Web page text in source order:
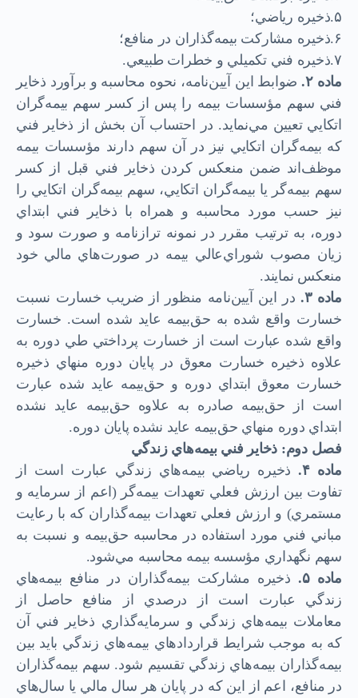
۵.ذخيره رياضي؛
۶.ذخيره مشاركت ‌بيمه‌گذاران در منافع؛
۷.ذخيره فني تكميلي و خطرات طبيعي.
ماده۲. ضوابط اين آيين‌نامه، نحوه محاسبه و برآورد ذخاير
فني سهم مؤسسات بيمه را پس از كسر سهم بيمه‌گران
اتكايي تعيين مي‌نمايد. در احتساب آن بخش از ذخاير فني
كه بيمه‌گران اتكايي نيز در آن سهم دارند مؤسسات بيمه
موظف‌اند ضمن منعكس كردن ذخاير فني قبل از كسر
سهم بيمه‌گر يا بيمه‌گران اتكايي،‌ سهم بيمه‌گران اتكايي را
نيز حسب مورد محاسبه و همراه با ذخاير فني ابتداي
دوره، به ترتيب مقرر در نمونه ترازنامه و صورت سود و
زيان مصوب شوراي‌عالي بيمه در صورت‌هاي مالي خود
منعكس نمايند.
ماده۳. در اين آيين‌نامه منظور از ضريب خسارت نسبت
خسارت واقع شده به حق‌بيمه عايد شده است. خسارت
واقع شده عبارت است از خسارت پرداختي طي دوره به
علاوه ذخيره خسارت معوق در پايان دوره منهاي ذخيره
خسارت معوق ابتداي دوره و حق‌بيمه عايد شده عبارت
است از حق‌بيمه صادره به علاوه حق‌بيمه عايد نشده
ابتداي دوره منهاي حق‌بيمه عايد نشده پايان دوره.
فصل دوم: ذخاير فني بيمه‌هاي زندگي
ماده۴. ذخيره رياضي بيمه‌هاي زندگي عبارت است از
تفاوت بين ارزش فعلي تعهدات ‌بيمه‌گر (اعم از سرمايه و
مستمري) و ارزش فعلي تعهدات ‌بيمه‌گذاران كه با رعايت
مباني فني مورد استفاده در محاسبه ‌حق‌بيمه و نسبت به
سهم نگهداري مؤسسه بيمه محاسبه مي‌شود.
ماده۵. ذخيره مشاركت بيمه‌گذاران در منافع بيمه‌هاي
زندگي عبارت است از درصدي از منافع حاصل از
معاملات بيمه‌هاي زندگي و سرمايه‌گذاري ذخاير فني آن
كه به موجب شرايط قراردادهاي بيمه‌هاي زندگي بايد بين
‌بيمه‌گذاران بيمه‌هاي زندگي تقسيم شود. سهم ‌بيمه‌گذاران
در منافع، اعم از اين كه در پايان هر سال مالي يا سال‌هاي